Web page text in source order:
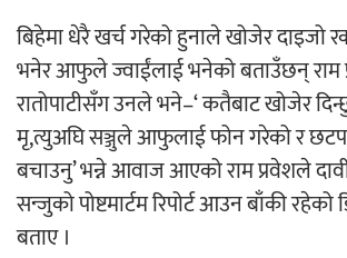
चलचित्र ‘माया भनेकै यस्तो
सार्वजनिक
बिहेमा धेरै खर्च गरेको हुनाले खोजेर दाइजो
भनेर आफुले ज्वाईंलाई भनेको बताउँछन् राम
रातोपाटीसँग उनले भने–‘ कतैबाट खोजेर
मृ,त्युअघि सञ्जुले आफुलाई फोन गरेको र
बचाउनु’ भन्ने आवाज आएको राम प्रवेशले
सन्जुको पोष्टमार्टम रिपोर्ट आउन बाँकी
बताए ।